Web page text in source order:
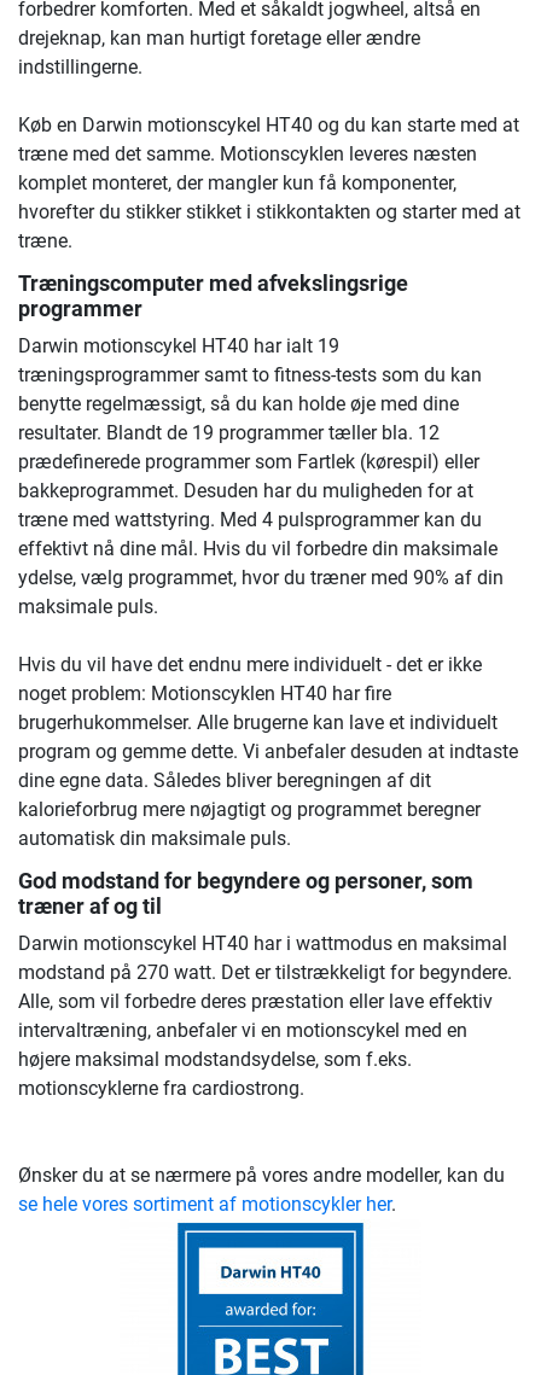
forbedrer komforten. Med et såkaldt jogwheel, altså en
drejeknap, kan man hurtigt foretage eller ændre
indstillingerne.
Køb en Darwin motionscykel HT40 og du kan starte med at
træne med det samme. Motionscyklen leveres næsten
komplet monteret, der mangler kun få komponenter,
hvorefter du stikker stikket i stikkontakten og starter med at
træne.
Træningscomputer med afvekslingsrige
programmer
Darwin motionscykel HT40 har ialt 19
træningsprogrammer samt to fitness-tests som du kan
benytte regelmæssigt, så du kan holde øje med dine
resultater. Blandt de 19 programmer tæller bla. 12
prædefinerede programmer som Fartlek (kørespil) eller
bakkeprogrammet. Desuden har du muligheden for at
træne med wattstyring. Med 4 pulsprogrammer kan du
effektivt nå dine mål. Hvis du vil forbedre din maksimale
ydelse, vælg programmet, hvor du træner med 90% af din
maksimale puls.
Hvis du vil have det endnu mere individuelt - det er ikke
noget problem: Motionscyklen HT40 har fire
brugerhukommelser. Alle brugerne kan lave et individuelt
program og gemme dette. Vi anbefaler desuden at indtaste
dine egne data. Således bliver beregningen af dit
kalorieforbrug mere nøjagtigt og programmet beregner
automatisk din maksimale puls.
God modstand for begyndere og personer, som
træner af og til
Darwin motionscykel HT40 har i wattmodus en maksimal
modstand på 270 watt. Det er tilstrækkeligt for begyndere.
Alle, som vil forbedre deres præstation eller lave effektiv
intervaltræning, anbefaler vi en motionscykel med en
højere maksimal modstandsydelse, som f.eks.
motionscyklerne fra cardiostrong.
Ønsker du at se nærmere på vores andre modeller, kan du
se hele vores sortiment af motionscykler her.